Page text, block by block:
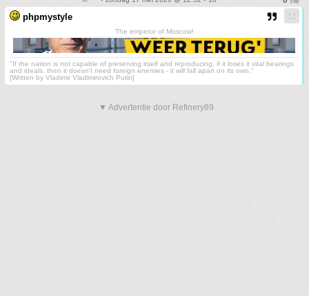
phpmystyle
The emperor of Moscow!
"If the nation is not capable of preserving itself and reproducing, if it loses it vital bearings
and ideals, then it doesn't need foreign enemies - it will fall apart on its own."
[Written by Vladimir Vladimirovich Putin]
▼ Advertentie door Refinery89